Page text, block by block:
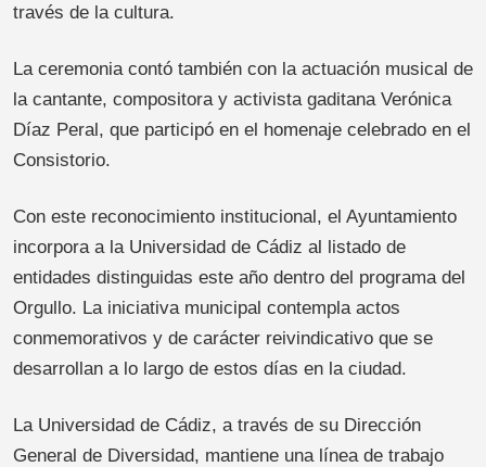
través de la cultura.
La ceremonia contó también con la actuación musical de
la cantante, compositora y activista gaditana Verónica
Díaz Peral, que participó en el homenaje celebrado en el
Consistorio.
Con este reconocimiento institucional, el Ayuntamiento
incorpora a la Universidad de Cádiz al listado de
entidades distinguidas este año dentro del programa del
Orgullo. La iniciativa municipal contempla actos
conmemorativos y de carácter reivindicativo que se
desarrollan a lo largo de estos días en la ciudad.
La Universidad de Cádiz, a través de su Dirección
General de Diversidad, mantiene una línea de trabajo